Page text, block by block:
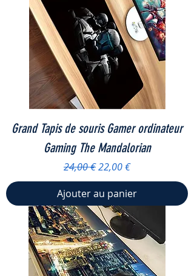
Grand Tapis de souris Gamer ordinateur
Gaming The Mandalorian
Prix original
24,00 €Prix promotionnel
22,00 €
Ajouter au panier